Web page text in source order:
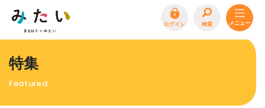
ログイン 検索
特集
特集
Featured